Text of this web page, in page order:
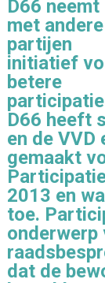
D66 neemt
met andere
partijen
initiatief
betere
participatie
D66 heeft
en de
gemaakt
2013 en
toe.
onderwerp
dat de